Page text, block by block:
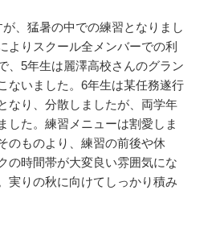
、猛暑の中での練習となりまし
よりスクール全メンバーでの利
、5年生は麗澤高校さんのグラン
ないました。6年生は某任務遂行
なり、分散しましたが、両学年
した。練習メニューは割愛しま
のものより、練習の前後や休
の時間帯が大変良い雰囲気にな
実りの秋に向けてしっかり積み